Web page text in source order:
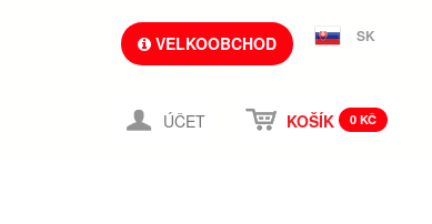
VELKOOBCHOD SK
ÚČET KOŠÍK 0 KČ